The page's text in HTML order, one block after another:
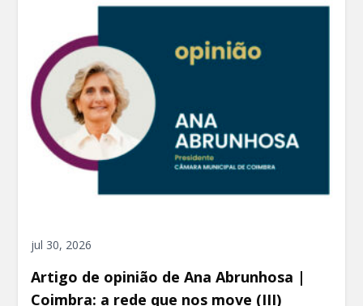
jul 30, 2026
Artigo de opinião de Ana Abrunhosa |
Coimbra: a rede que nos move (III)